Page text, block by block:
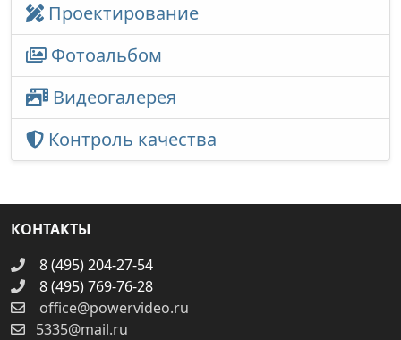
Проектирование
Фотоальбом
Видеогалерея
Контроль качества
КОНТАКТЫ
8 (495) 204-27-54
8 (495) 769-76-28
office@powervideo.ru
5335@mail.ru